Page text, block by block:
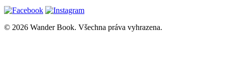
© 2026 Wander Book. Všechna práva vyhrazena.